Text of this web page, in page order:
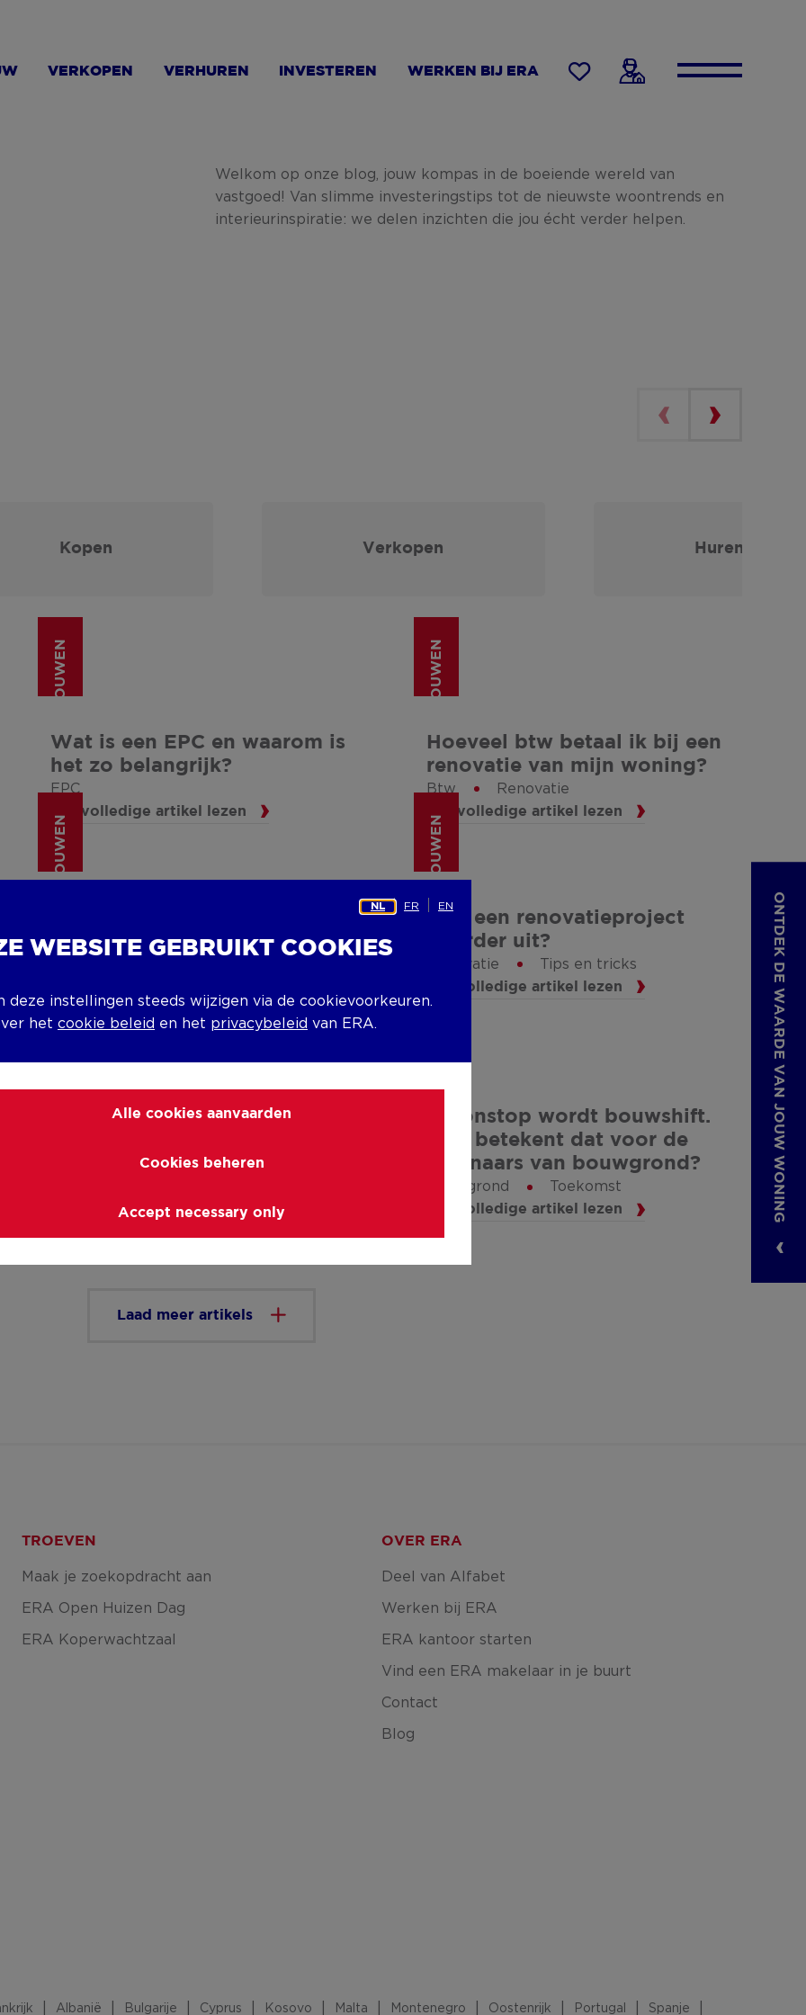
VERKOPEN VERHUREN INVESTEREN WERKEN BIJ ERA
Welkom op onze blog, jouw kompas in de boeiende wereld van
vastgoed! Van slimme investeringstips tot de nieuwste woontrends en
interieurinspiratie: we delen inzichten die jou écht verder helpen.
Kopen Verkopen Huren
(VER)BOUWEN
Wat is een EPC en waarom is
het zo belangrijk?
EPC
Het volledige artikel lezen
(VER)BOUWEN
Hoeveel btw betaal ik bij een
renovatie van mijn woning?
Btw Renovatie
Het volledige artikel lezen
(VER)BOUWEN
verplicht bij verbouwing
(VER)BOUWEN
Valt een renovatieproject
duurder uit?
Renovatie Tips en tricks
Het volledige artikel lezen
(VER)BOUWENKen je BEN? Ben je BEN?
Het volledige artikel lezen
(VER)BOUWENBetonstop wordt bouwshift.
Wat betekent dat voor de
eigenaars van bouwgrond?
Bouwgrond Toekomst
Het volledige artikel lezen
Laad meer artikels
ONTDEK DE WAARDE VAN JOUW WONING
TROEVEN
Maak je zoekopdracht aan
ERA Open Huizen Dag
ERA Koperwachtzaal
OVER ERA
Deel van Alfabet
Werken bij ERA
ERA kantoor starten
Vind een ERA makelaar in je buurt
Contact
Blog
Albanië Bulgarije Cyprus Kosovo Malta Montenegro Oostenrijk Portugal Spanje
NL FR EN
WEBSITE GEBRUIKT COOKIES
deze instellingen steeds wijzigen via de cookievoorkeuren.
het cookie beleid en het privacybeleid van ERA.
Alle cookies aanvaarden
Cookies beheren
Accept necessary only